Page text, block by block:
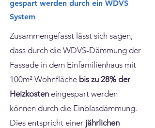
gespart werden durch ein WDVS
System
Zusammengefasst lässt sich sagen,
dass durch die WDVS-Dämmung der
Fassade in dem Einfamilienhaus mit
100m² Wohnfläche bis zu 28% der
Heizkosten eingespart werden
können durch die Einblasdämmung.
Dies entspricht einer jährlichen